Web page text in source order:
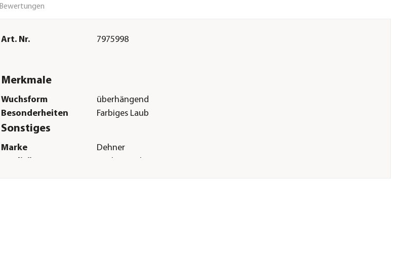
Bewertungen
Art. Nr. 7975998
Merkmale
Wuchsform
überhängend
Besonderheiten
Farbiges Laub
Sonstiges
Marke
Dehner